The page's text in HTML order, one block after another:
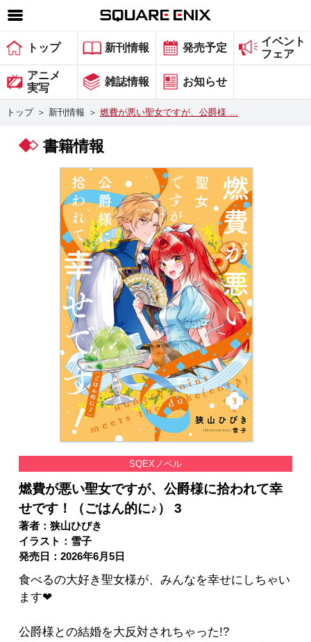
SQUARE ENIX 公式サイトメニュー
ゲーム
マガジン＆ブックス
グッズ
会社情報 採用情報
スクウェア・エニックス サイト内検索
トップ 新刊情報 発売予定
イベント
フェア
アニメ
実写
雑誌情報 お知らせ
トップ ＞ 新刊情報 ＞ 燃費が悪い聖女ですが、公爵様 …
書籍情報
SQEXノベル
燃費が悪い聖女ですが、公爵様に拾われて幸
せです！（ごはん的に♪） 3
著者：狭山ひびき
イラスト：雪子
発売日：2026年6月5日
食べるの大好き聖女様が、みんなを幸せにしちゃい
ます❤
公爵様との結婚を大反対されちゃった!?